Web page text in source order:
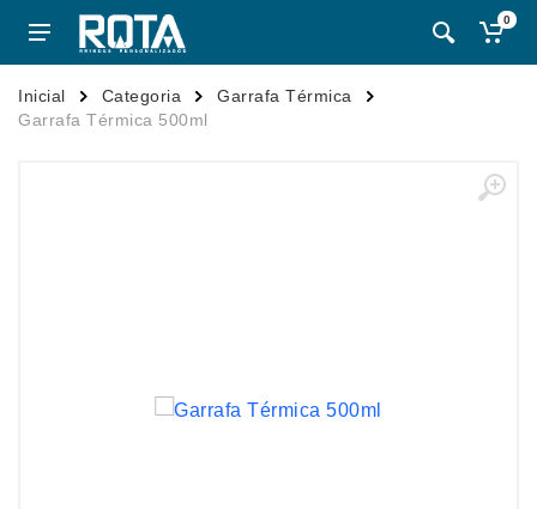
0
Inicial Categoria
Garrafa Térmica
Garrafa Térmica 500ml